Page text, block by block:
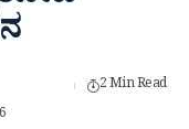
2 Min Read